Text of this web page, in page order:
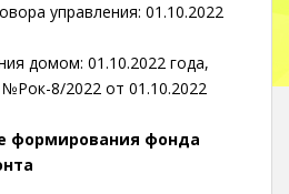
управления: 01.10.2022
домом: 01.10.2022 года,
8/2022 от 01.10.2022
формирования фонда